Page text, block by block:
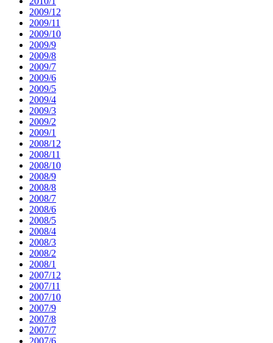
2009/12
2009/11
2009/10
2009/9
2009/8
2009/7
2009/6
2009/5
2009/4
2009/3
2009/2
2009/1
2008/12
2008/11
2008/10
2008/9
2008/8
2008/7
2008/6
2008/5
2008/4
2008/3
2008/2
2008/1
2007/12
2007/11
2007/10
2007/9
2007/8
2007/7
2007/6